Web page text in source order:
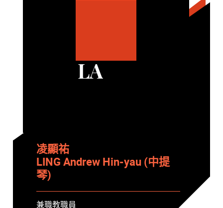
LA
凌顯祐
LING Andrew Hin-yau (中提
琴)
兼職教職員